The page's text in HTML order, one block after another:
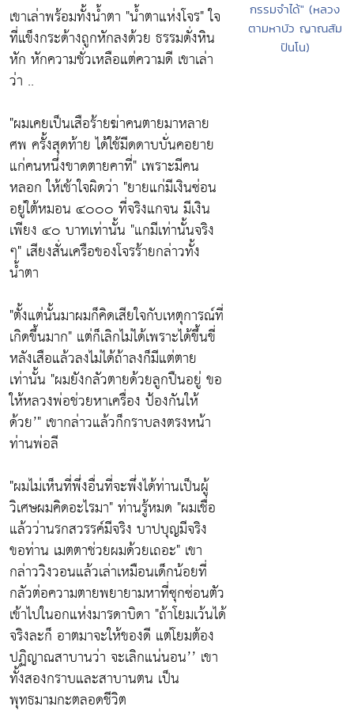
เขาเล่าพร้อมทั้งน้ำตา "น้ำตาแห่งโจร"ใจ
ที่แข็งกระด้างถูกหักลงด้วย ธรรมดั่งหิน
หัก หักความชั่วเหลือแต่ความดี เขาเล่า
ว่า ..
"ผมเคยเป็นเสือร้ายฆ่าคนตายมาหลาย
ศพ ครั้งสุดท้าย ได้ใช้มีดดาบบั่นคอยาย
แก่คนหนึ่งขาดตายคาที่" เพราะมีคน
หลอก ให้เช้าใจผิดว่า "ยายแก่มีเงินซ่อน
อยู่ใต้หมอน ๔๐๐๐ ที่จริงแกจน มีเงิน
เพียง ๔๐ บาทเท่านั้น "แกมีเท่านั้นจริง
ๆ" เสียงสั่นเครือของโจรร้ายกล่าวทั้ง
น้ำตา
"ตั้งแต่นั้นมาผมก็คิดเสียใจกับเหตุการณ์ที่
เกิดขึ้นมาก" แต่ก็เลิกไม่ได้เพราะได้ขึ้นขี่
หลังเสือแล้วลงไม่ได้ถ้าลงก็มีแต่ตาย
เท่านั้น "ผมยังกลัวตายด้วยลูกปืนอยู่ ขอ
ให้หลวงพ่อช่วยหาเครื่อง ป้องกันให้
ด้วย’" เขากล่าวแล้วก็กราบลงตรงหน้า
ท่านพ่อลี
"ผมไม่เห็นที่พึ่งอื่นที่จะพึ่งได้ท่านเป็นผู้
วิเศษผมคิดอะไรมา"ท่านรู้หมด "ผมเชื่อ
แล้วว่านรกสวรรค์มีจริง บาปบุญมีจริง
ขอท่าน เมตตาช่วยผมด้วยเถอะ" เขา
กล่าววิงวอนแล้วเล่าเหมือนเด็กน้อยที่
กลัวต่อความตายพยายามหาที่ซุกซ่อนตัว
เข้าไปในอกแห่งมารดาบิดา "ถ้าโยมเว้นได้
จริงละก็ อาตมาจะให้ของดี แต่โยมต้อง
ปฏิญาณสาบานว่า จะเลิกแน่นอน’’ เขา
ทั้งสองกราบและสาบานตน เป็น
พุทธมามกะตลอดชีวิต
กรรมจำได้" (หลวง
ตามหาบัว ญาณสัม
ปันโน)